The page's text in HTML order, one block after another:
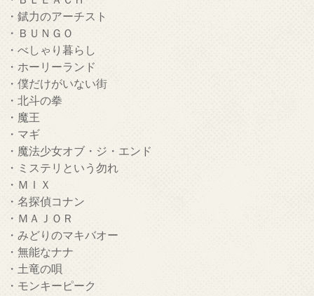
・錻力のアーチスト
・ＢＵＮＧＯ
・べしゃり暮らし
・ホーリーランド
・僕だけがいない街
・北斗の拳
・魔王
・マギ
・魔法少女オブ・ジ・エンド
・ミステリという勿れ
・ＭＩＸ
・名探偵コナン
・ＭＡＪＯＲ
・みどりのマキバオー
・無能なナナ
・土竜の唄
・モンキーピーク